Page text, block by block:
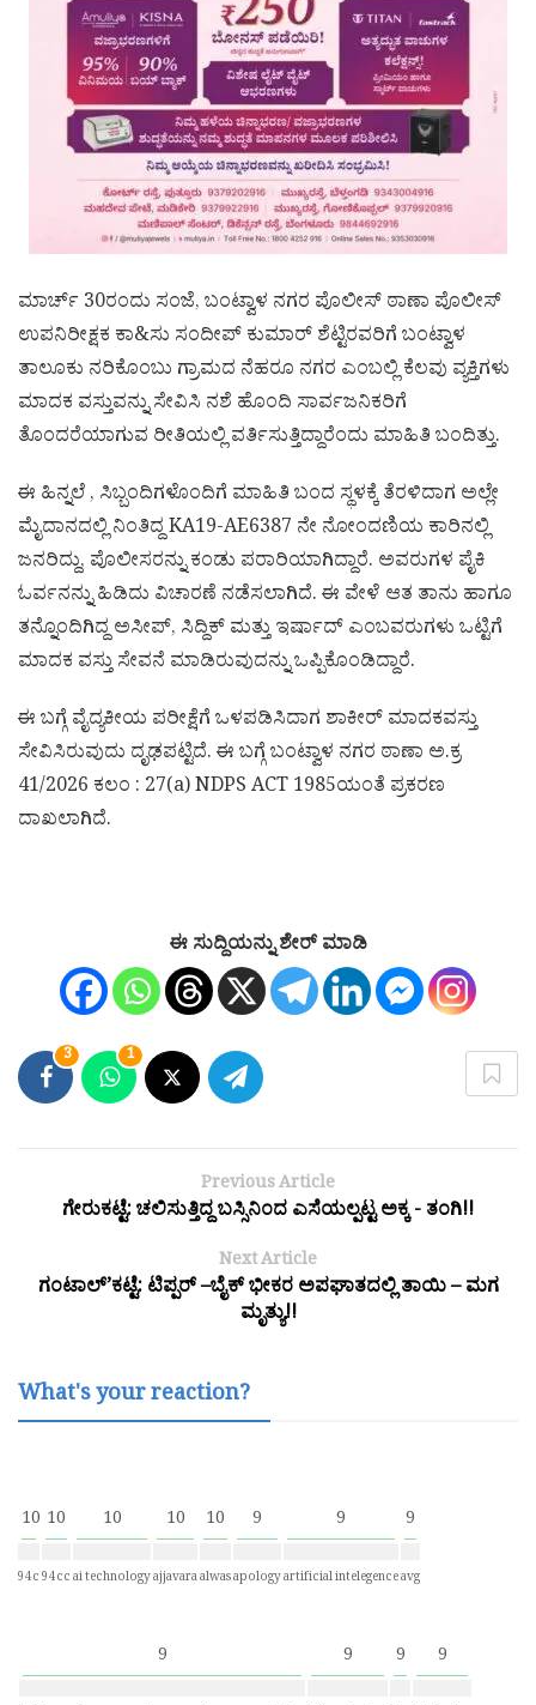
ಮಾರ್ಚ್‌ 30ರಂದು ಸಂಜೆ, ಬಂಟ್ವಾಳ ನಗರ ಪೊಲೀಸ್ ಠಾಣಾ ಪೊಲೀಸ್
ಉಪನಿರೀಕ್ಷಕ ಕಾ&ಸು ಸಂದೀಪ್ ಕುಮಾರ್ ಶೆಟ್ಟಿರವರಿಗೆ ಬಂಟ್ವಾಳ
ತಾಲೂಕು ನರಿಕೊಂಬು ಗ್ರಾಮದ ನೆಹರೂ ನಗರ ಎಂಬಲ್ಲಿ ಕೆಲವು ವ್ಯಕ್ತಿಗಳು
ಮಾದಕ ವಸ್ತುವನ್ನು ಸೇವಿಸಿ ನಶೆ ಹೊಂದಿ ಸಾರ್ವಜನಿಕರಿಗೆ
ತೊಂದರೆಯಾಗುವ ರೀತಿಯಲ್ಲಿ ವರ್ತಿಸುತ್ತಿದ್ದಾರೆಂದು ಮಾಹಿತಿ ಬಂದಿತ್ತು.
ಈ ಹಿನ್ನಲೆ , ಸಿಬ್ಬಂದಿಗಳೊಂದಿಗೆ ಮಾಹಿತಿ ಬಂದ ಸ್ಥಳಕ್ಕೆ ತೆರಳಿದಾಗ ಅಲ್ಲೇ
ಮೈದಾನದಲ್ಲಿ ನಿಂತಿದ್ದ KA19-AE6387 ನೇ ನೋಂದಣಿಯ ಕಾರಿನಲ್ಲಿ
ಜನರಿದ್ದು, ಪೊಲೀಸರನ್ನು ಕಂಡು ಪರಾರಿಯಾಗಿದ್ದಾರೆ. ಅವರುಗಳ ಪೈಕಿ
ಓರ್ವನನ್ನು ಹಿಡಿದು ವಿಚಾರಣೆ ನಡೆಸಲಾಗಿದೆ. ಈ ವೇಳೆ ಆತ ತಾನು ಹಾಗೂ
ತನ್ನೊಂದಿಗಿದ್ದ ಅಸೀಪ್, ಸಿದ್ದಿಕ್ ಮತ್ತು ಇರ್ಷಾದ್ ಎಂಬವರುಗಳು ಒಟ್ಟಿಗೆ
ಮಾದಕ ವಸ್ತು ಸೇವನೆ ಮಾಡಿರುವುದನ್ನು ಒಪ್ಪಿಕೊಂಡಿದ್ದಾರೆ.
ಈ ಬಗ್ಗೆ ವೈದ್ಯಕೀಯ ಪರೀಕ್ಷೆಗೆ ಒಳಪಡಿಸಿದಾಗ ಶಾಕೀರ್ ಮಾದಕವಸ್ತು
ಸೇವಿಸಿರುವುದು ದೃಢಪಟ್ಟಿದೆ. ಈ ಬಗ್ಗೆ ಬಂಟ್ವಾಳ ನಗರ ಠಾಣಾ ಅ.ಕ್ರ
41/2026 ಕಲಂ : 27(a) NDPS ACT 1985ಯಂತೆ ಪ್ರಕರಣ
ದಾಖಲಾಗಿದೆ.
ಈ ಸುದ್ದಿಯನ್ನು ಶೇರ್ ಮಾಡಿ
3 1
Previous Article
ಗೇರುಕಟ್ಟೆ: ಚಲಿಸುತ್ತಿದ್ದ ಬಸ್ಸಿನಿಂದ ಎಸೆಯಲ್ಪಟ್ಟ ಅಕ್ಕ - ತಂಗಿ!!
Next Article
ಗಂಟಾಲ್’ಕಟ್ಟೆ: ಟಿಪ್ಪರ್ –ಬೈಕ್ ಭೀಕರ ಅಪಘಾತದಲ್ಲಿ ತಾಯಿ – ಮಗ
ಮೃತ್ಯು!!
What's your reaction?
10
94c
10
94cc
10
ai technology
10
ajjavara
10
alwas
9
apology
9
artificial intelegence
9
avg
9 9 9 9